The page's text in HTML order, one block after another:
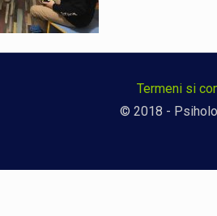
Termeni si
© 2018 -